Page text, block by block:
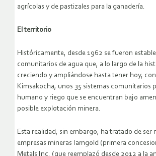
agrícolas y de pastizales para la ganadería.
El territorio
Históricamente, desde 1962 se fueron
comunitarios de agua que, a lo largo de la
creciendo y ampliándose hasta tener hoy,
Kimsakocha, unos 35 sistemas comunitarios
humano y riego que se encuentran bajo
posible explotación minera.
Esta realidad, sin embargo, ha tratado de ser
empresas mineras Iamgold (primera
Metals Inc. (que reemplazó desde 2012 a la